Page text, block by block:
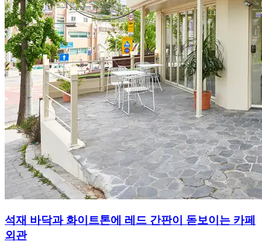
석재 바닥과 화이트톤에 레드 간판이 돋보이는 카페
외관